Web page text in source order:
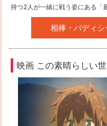
持つ2人が一緒に戦う姿にある「
相棒・バディシ
映画 この素晴らしい